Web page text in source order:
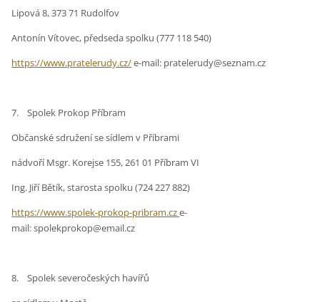
Lipová 8, 373 71 Rudolfov
Antonín Vítovec, předseda spolku (777 118 540)
https://www.pratelerudy.cz/e-mail: pratelerudy@seznam.cz
7. Spolek Prokop Příbram
Občanské sdružení se sídlem v Příbrami
nádvoří Msgr. Korejse 155, 261 01 Příbram VI
Ing. Jiří Bětík, starosta spolku (724 227 882)
https://www.spolek-prokop-pribram.cze-
mail: spolekprokop@email.cz
8. Spolek severočeských havířů